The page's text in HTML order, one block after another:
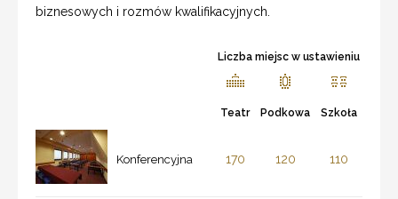
biznesowych i rozmów kwalifikacyjnych.
Liczba miejsc w ustawieniu
Teatr Podkowa Szkoła
Konferencyjna 170 120 110